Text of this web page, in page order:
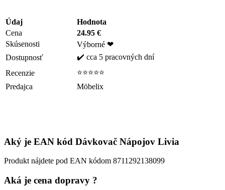
Údaj
Hodnota
Cena
24.95 €
Skúsenosti
Výborné ❤
Dostupnosť
✔️ cca 5 pracovných dní
Recenzie
⭐⭐⭐⭐⭐
Predajca
Möbelix
Aký je EAN kód Dávkovač Nápojov Livia
Produkt nájdete pod EAN kódom 8711292138099
Aká je cena dopravy ?